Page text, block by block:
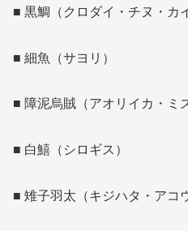
■ 黒鯛（クロダイ・チヌ・カ
■ 細魚（サヨリ）
■ 障泥烏賊（アオリイカ・ミ
■ 白鱚（シロギス）
■ 雉子羽太（キジハタ・アコ